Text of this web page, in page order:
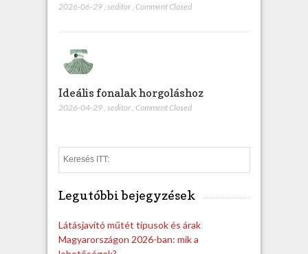
2026-06-29 seditor Comment Closed
Ideális fonalak horgoláshoz
2026-04-29, seditor, Comment Closed
e
Legutóbbi bejegyzések
Látásjavító műtét típusok és árak
Magyarországon 2026-ban: mik a